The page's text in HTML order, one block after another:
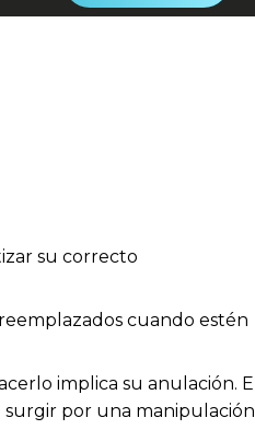
su correcto
cuando estén
implica su anulación. El
surgir por una manipulación